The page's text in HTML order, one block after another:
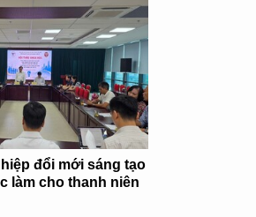
đổi mới sáng tạo
làm cho thanh niên